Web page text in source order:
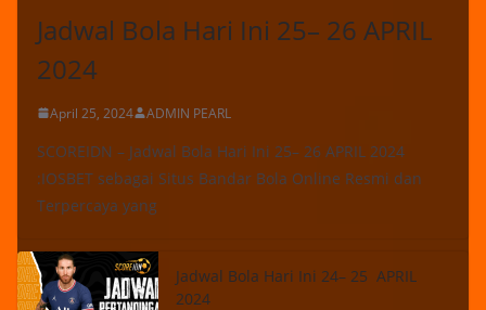
Jadwal Bola Hari Ini 25– 26 APRIL
2024
April 25, 2024 ADMIN PEARL
SCOREIDN – Jadwal Bola Hari Ini 25– 26 APRIL 2024
:IOSBET sebagai Situs Bandar Bola Online Resmi dan
Terpercaya yang
Jadwal Bola Hari Ini 24– 25 APRIL
2024